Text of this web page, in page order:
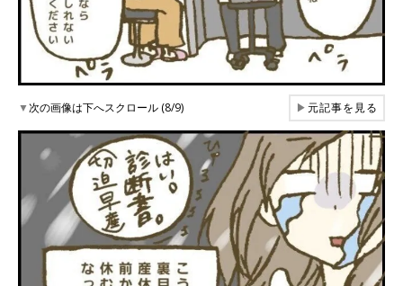
▼次の画像は下へスクロール (8/9) ▶元記事を見る